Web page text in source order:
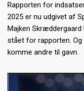
Rapporten for
2025 er nu udgivet af
Majken
stået for rapporten. Og
komme andre til gavn.